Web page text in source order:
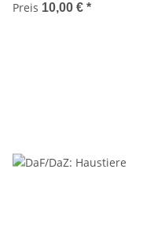
Preis 10,00 € *